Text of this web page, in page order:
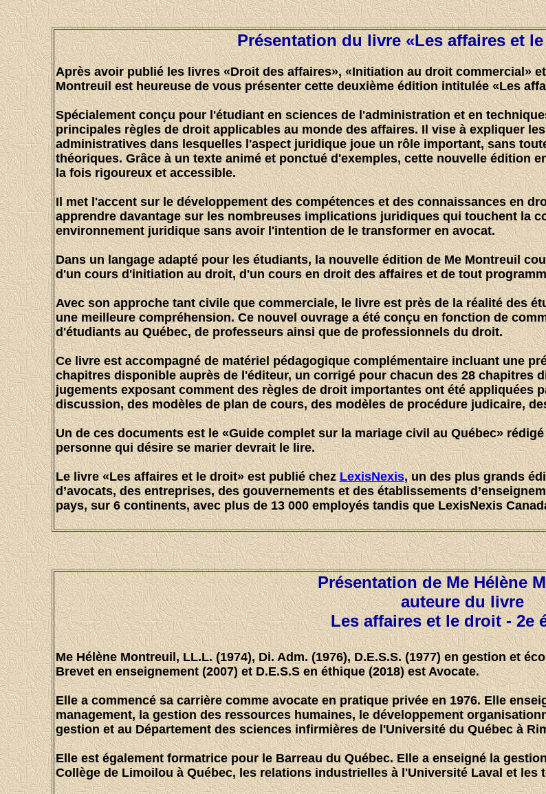
Présentation du livre «Les affaires et
Après avoir publié les livres «Droit des affaires», «Initiation au droit commercial»
Montreuil est heureuse de vous présenter cettedeuxième édition intitulée «Les
Spécialement conçu pour l'étudiant en sciences de l'administration et en
principales règles de droit applicables au monde des affaires. Il vise à expliquer
administratives dans lesquelles l'aspect juridique joue un rôle important, sans
théoriques. Grâce à un texte animé et ponctué d'exemples, cette nouvelle édition
la fois rigoureux et accessible.
Il met l'accent sur le développement des compétences et des connaissances en
apprendre davantage sur les nombreuses implications juridiques qui touchent la
environnement juridique sans avoir l'intention de le transformer en avocat.
Dans un langage adapté pour les étudiants, la nouvelle édition de Me Montreuil
d'un cours d'initiation au droit, d'un cours en droit des affaires et de tout
Avec son approche tant civile que commerciale, le livre est près de la réalité des
une meilleure compréhension. Ce nouvel ouvrage a été conçu en fonction de
d'étudiants au Québec, de professeurs ainsi que de professionnels du droit.
Celivre est accompagné de matériel pédagogique complémentaire incluant une
chapitres disponible auprès de l'éditeur, un corrigé pour chacun des 28 chapitres
jugements exposant comment des règles de droit importantes ont été appliquées
discussion, des modèles de plan de cours, des modèles de procédure judicaire,
Un de ces documents est le «Guide complet sur la mariage civil au Québec»
personne qui désire se marier devrait le lire.
Le livre «Les affaires et le droit» est publié chezLexisNexis, un des plus grands
d’avocats, des entreprises, des gouvernements et des établissements
pays, sur 6 continents, avec plus de 13 000 employés tandis que LexisNexis
Présentation de Me Hélène
auteure du livre
Les affaires et le droit - 2e
Me Hélène Montreuil, LL.L. (1974), Di. Adm. (1976), D.E.S.S. (1977) en gestion et
Brevet en enseignement (2007) et D.E.S.S en éthique (2018) est Avocate.
Elle a commencé sa carrière comme avocate en pratique privée en 1976. Elle
management, la gestion des ressources humaines, le développement
gestion et au Département des sciences infirmières de l'Université du Québec à
Elle est également formatrice pour le Barreau du Québec. Elle a enseigné la
Collège de Limoilou à Québec, les relations industrielles à l'Université Laval et les